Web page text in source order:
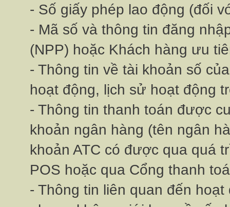
- Số giấy phép lao động (đối
- Mã số và thông tin đăng
(NPP) hoặc Khách hàng ưu
- Thông tin về tài khoản số
hoạt động, lịch sử hoạt động
- Thông tin thanh toán được
khoản ngân hàng (tên ngân
khoản ATC có được qua quá
POS hoặc qua Cổng thanh
- Thông tin liên quan đến